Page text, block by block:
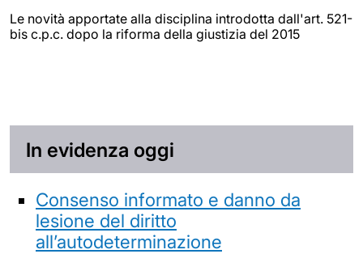
Le novità apportate alla disciplina introdotta dall'art. 521-
bis c.p.c. dopo la riforma della giustizia del 2015
In evidenza oggi
Consenso informato e danno da
lesione del diritto
all’autodeterminazione